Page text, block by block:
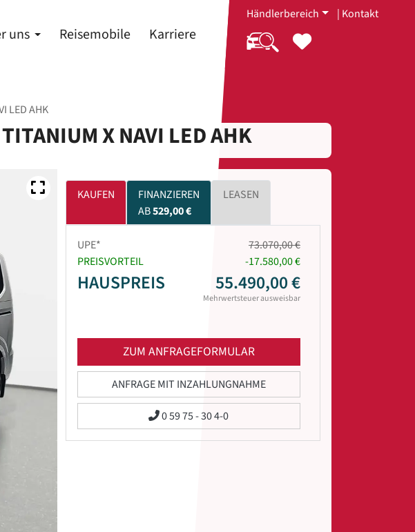
uns Reisemobile Karriere
Händlerbereich | Kontakt
LED AHK
X NAVI LED AHK
KAUFEN
FINANZIEREN
AB529,00 €
LEASEN
UPE*
73.070,00 €
PREISVORTEIL
-17.580,00 €
HAUSPREIS 55.490,00 €
Mehrwertsteuer ausweisbar
ZUM ANFRAGEFORMULAR
ANFRAGE MIT INZAHLUNGNAHME
0 59 75 - 30 4-0